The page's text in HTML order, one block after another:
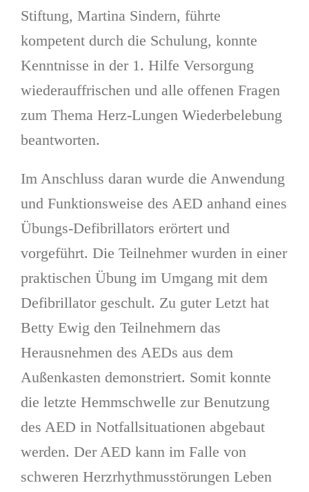
Stiftung, Martina Sindern, führte
kompetent durch die Schulung, konnte
Kenntnisse in der 1. Hilfe Versorgung
wiederauffrischen und alle offenen Fragen
zum Thema Herz-Lungen Wiederbelebung
beantworten.
Im Anschluss daran wurde die Anwendung
und Funktionsweise des AED anhand eines
Übungs-Defibrillators erörtert und
vorgeführt. Die Teilnehmer wurden in einer
praktischen Übung im Umgang mit dem
Defibrillator geschult. Zu guter Letzt hat
Betty Ewig den Teilnehmern das
Herausnehmen des AEDs aus dem
Außenkasten demonstriert. Somit konnte
die letzte Hemmschwelle zur Benutzung
des AED in Notfallsituationen abgebaut
werden. Der AED kann im Falle von
schweren Herzrhythmusstörungen Leben